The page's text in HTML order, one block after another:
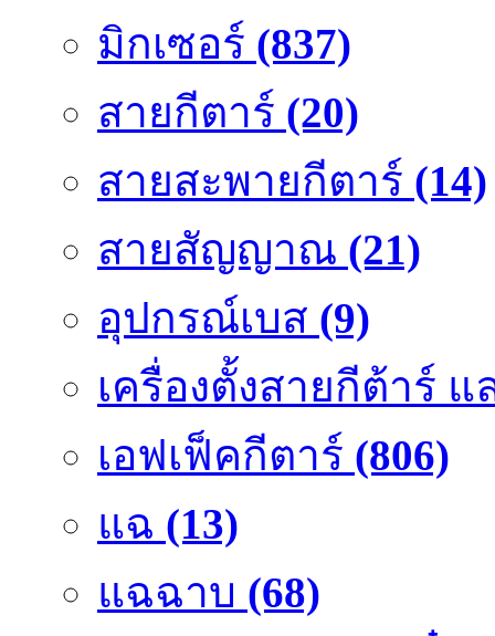
มิกเซอร์ (837)
สายกีตาร์ (20)
สายสะพายกีตาร์ (14)
สายสัญญาณ (21)
อุปกรณ์เบส (9)
เครื่องตั้งสายกีต้าร์ แ
เอฟเฟ็คกีตาร์ (806)
แฉ (13)
แฉฉาบ (68)